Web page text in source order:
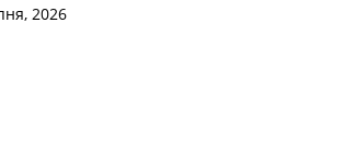
2026